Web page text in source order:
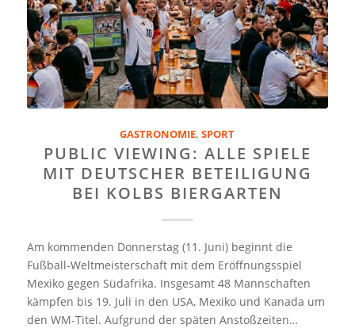
GASTRONOMIE,SPORT
PUBLIC VIEWING: ALLE SPIELE
MIT DEUTSCHER BETEILIGUNG
BEI KOLBS BIERGARTEN
Am kommenden Donnerstag (11. Juni) beginnt die
Fußball-Weltmeisterschaft mit dem Eröffnungsspiel
Mexiko gegen Südafrika. Insgesamt 48 Mannschaften
kämpfen bis 19. Juli in den USA, Mexiko und Kanada um
den WM-Titel. Aufgrund der späten Anstoßzeiten…